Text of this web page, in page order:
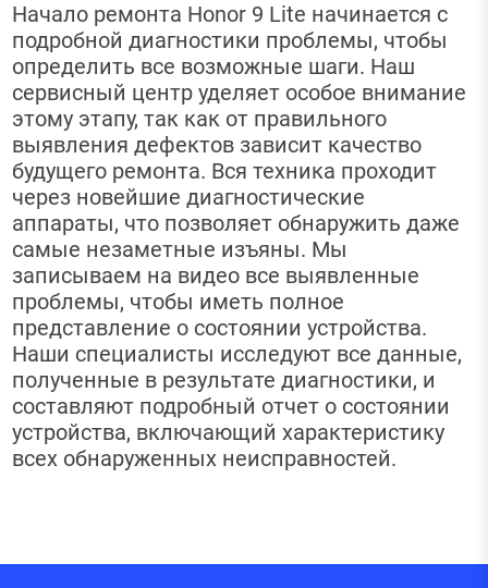
Начало ремонта Honor 9 Lite начинается с
подробной диагностики проблемы, чтобы
определить все возможные шаги. Наш
сервисный центр уделяет особое внимание
этому этапу, так как от правильного
выявления дефектов зависит качество
будущего ремонта. Вся техника проходит
через новейшие диагностические
аппараты, что позволяет обнаружить даже
самые незаметные изъяны. Мы
записываем на видео все выявленные
проблемы, чтобы иметь полное
представление о состоянии устройства.
Наши специалисты исследуют все данные,
полученные в результате диагностики, и
составляют подробный отчет о состоянии
устройства, включающий характеристику
всех обнаруженных неисправностей.